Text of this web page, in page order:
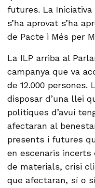
futures. La Iniciativa
s’ha aprovat s’ha
de Pacte i Més per
La ILP arriba al
campanya que va
de 12.000 persones.
disposar d’una llei
polítiques d’avui
afectaran al
presents i futures
en escenaris incerts
de materials, crisi
que afectaran, sí o